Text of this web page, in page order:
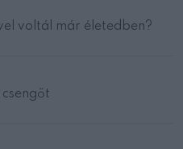
voltál már életedben?
csengőt